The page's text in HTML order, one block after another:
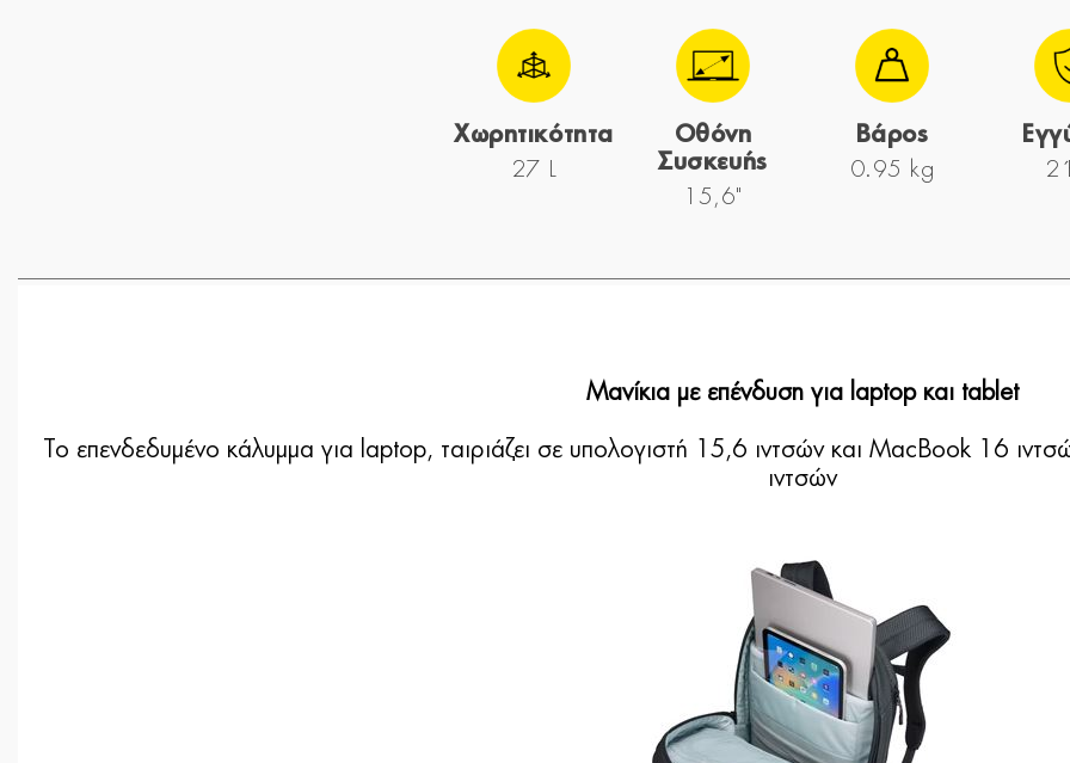
Χωρητικότητα
27 L
Οθόνη
Συσκευής
15,6"
Βάρος
0.95 kg
2
Μανίκια με επένδυση για laptop και tablet
Το επενδεδυμένο κάλυμμα για laptop, ταιριάζει σε υπολογιστή 15,6 ιντσών και MacBook 16
ιντσών